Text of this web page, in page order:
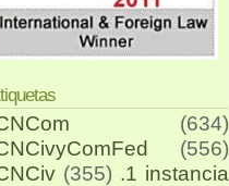
(634)
(556)
(355) .1 instancia